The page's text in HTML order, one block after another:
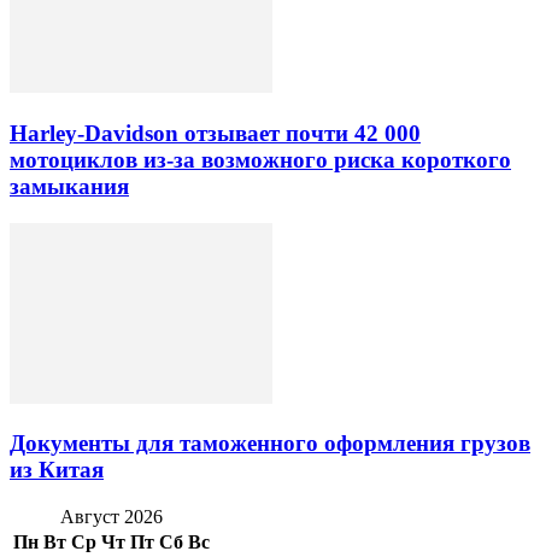
Harley-Davidson отзывает почти 42 000
мотоциклов из-за возможного риска короткого
замыкания
Документы для таможенного оформления грузов
из Китая
Август 2026
Пн Вт Ср Чт Пт Сб Вс